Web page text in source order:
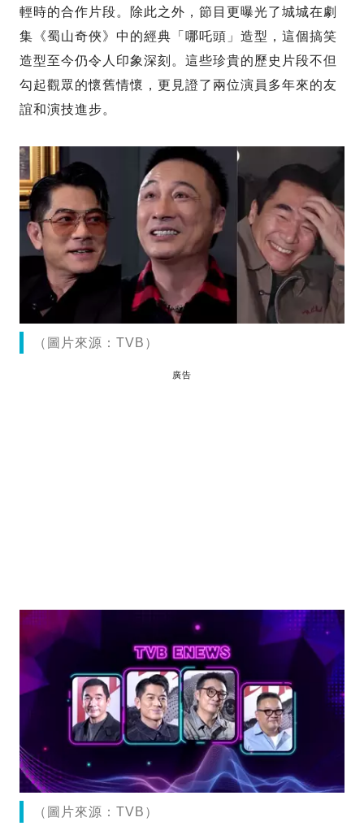
輕時的合作片段。除此之外，節目更曝光了城城在劇
集《蜀山奇俠》中的經典「哪吒頭」造型，這個搞笑
造型至今仍令人印象深刻。這些珍貴的歷史片段不但
勾起觀眾的懷舊情懷，更見證了兩位演員多年來的友
誼和演技進步。
（圖片來源：TVB）
廣告
（圖片來源：TVB）